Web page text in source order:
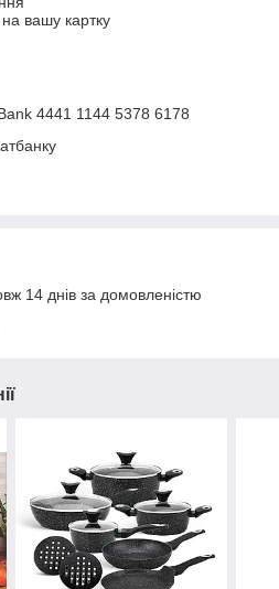
вашу картку
4441 1144 5378 6178
14 днів за домовленістю